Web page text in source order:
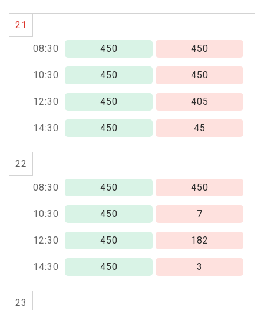
21
08:30 450 450
10:30 450 450
12:30 450 405
14:30 450 45
22
08:30 450 450
10:30 450 7
12:30 450 182
14:30 450 3
23